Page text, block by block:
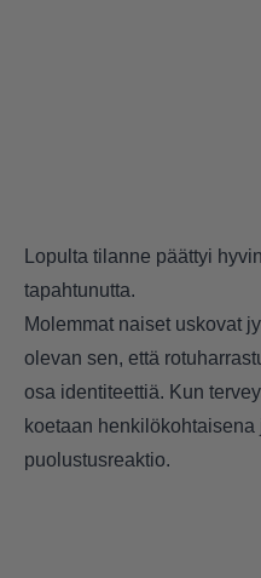
Lopulta tilanne päättyi
tapahtunutta.
Molemmat naiset uskovat
olevan sen, että
osa identiteettiä. Kun
koetaan henkilökohtaisena
puolustusreaktio.